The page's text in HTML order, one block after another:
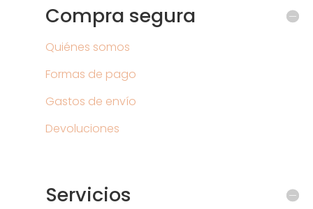
Compra segura
Quiénes somos
Formas de pago
Gastos de envío
Devoluciones
Servicios